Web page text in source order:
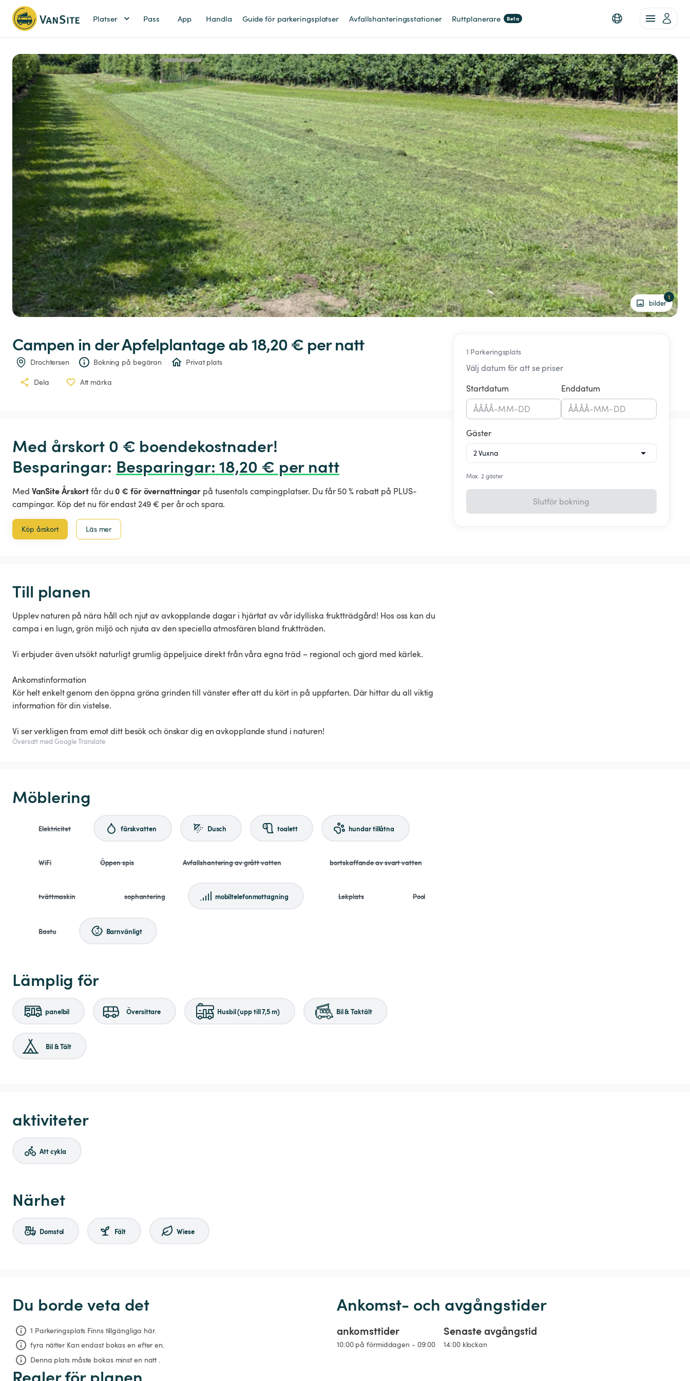
Platser Pass App Handla Guide för parkeringsplatser Avfallshanteringsstationer Ruttplanerare Beta
bilder
1
Campen in derApfelplantage ab 18,20 € per natt
Drochtersen Bokning på begäran Privat plats
Dela Att märka
1 Parkeringsplats
Välj datum för att se priser
Startdatum
ÅÅÅÅ-MM-DD
Enddatum
ÅÅÅÅ-MM-DD
Gäster
Max. 2 gäster
Slutför bokning
Med årskort 0 € boendekostnader!
Besparingar: Besparingar: 18,20 € per natt
Med VanSite Årskortfår du0 € för övernattningar på tusentals campingplatser. Du får 50 % rabatt på PLUS-
campingar. Köp det nu för endast 249 € per år och spara.
Köp årskort Läs mer
Till planen
Upplev naturen på nära håll och njut av avkopplande dagar i hjärtat av vår idylliska fruktträdgård! Hos oss kan du
campa i en lugn, grön miljö och njuta av den speciella atmosfären bland fruktträden.
Vi erbjuder även utsökt naturligt grumlig äppeljuice direkt från våra egna träd – regional och gjord med kärlek.
Ankomstinformation
Kör helt enkelt genom den öppna gröna grinden till vänster efter att du kört in på uppfarten. Där hittar du all viktig
information för din vistelse.
Vi ser verkligen fram emot ditt besök och önskar dig en avkopplande stund i naturen!
Översatt med Google Translate
Möblering
Elektricitet färskvatten Dusch toalett hundar tillåtna
WiFi Öppen spis Avfallshantering av grått vatten bortskaffande av svart vatten
tvättmaskin sophantering mobiltelefonmottagning Lekplats Pool
Bastu Barnvänligt
Lämplig för
panelbil Översittare Husbil (upp till 7,5 m) Bil & Taktält
Bil & Tält
aktiviteter
Att cykla
Närhet
Domstol Fält Wiese
Du borde veta det
1 Parkeringsplats Finns tillgängliga här.
fyra nätter Kan endast bokas en efter en.
Denna plats måste bokas minst en natt .
Ankomst- och avgångstider
ankomsttider
10:00 på förmiddagen - 09:00
Senaste avgångstid
14:00 klockan
Regler för planen